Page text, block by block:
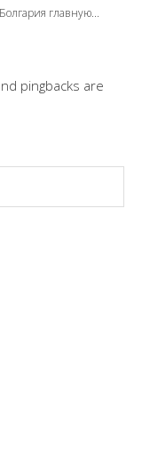
главную...
pingbacks are